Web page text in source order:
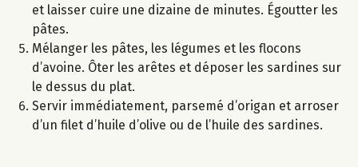
et laisser cuire une dizaine de minutes. Égoutter les
pâtes.
Mélanger les pâtes, les légumes et les flocons
d’avoine. Ôter les arêtes et déposer les sardines sur
le dessus du plat.
Servir immédiatement, parsemé d’origan et arroser
d’un filet d’huile d’olive ou de l’huile des sardines.